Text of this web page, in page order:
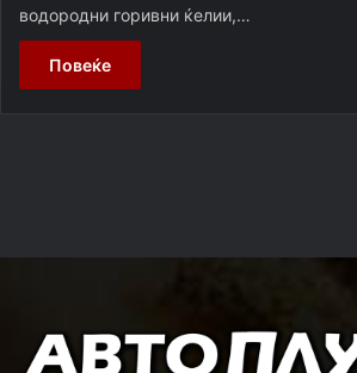
водородни горивни ќелии,…
Повеќе